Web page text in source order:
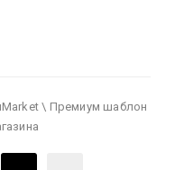
\ Премиум шаблон